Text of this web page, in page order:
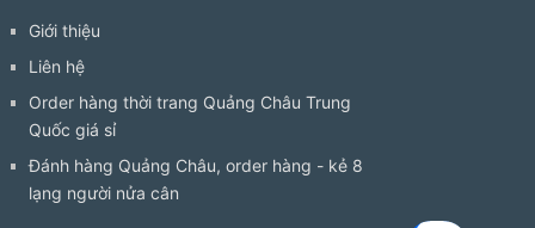
Giới thiệu
Liên hệ
Order hàng thời trang Quảng Châu Trung
Quốc giá sỉ
Đánh hàng Quảng Châu, order hàng - kẻ 8
lạng người nửa cân